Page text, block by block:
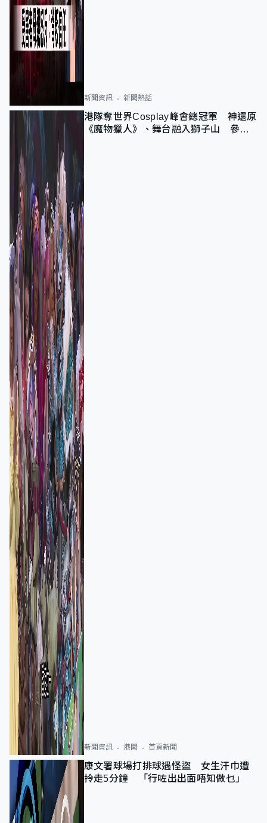
新聞資訊 新聞熱話
港隊奪世界Cosplay峰會總冠軍 神還原
《魔物獵人》、舞台融入獅子山 參賽
新聞資訊 港聞 首頁新聞
康文署球場打排球遇怪盜 女生汗巾遭
拎走5分鐘 「行咗出出面唔知做乜」